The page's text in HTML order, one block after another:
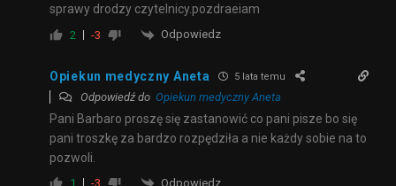
sprawy drodzy czytelnicy.pozdraeiam
2 -3 Odpowiedz
Opiekun medyczny Aneta 5 lata temu
Odpowiedź do Opiekun medyczny Aneta
Pani Barbaro proszę się zastanowić co pani pisze bo się
pani troszkę za bardzo rozpędziła a nie każdy sobie na to
pozwoli.
1 -3 Odpowiedz